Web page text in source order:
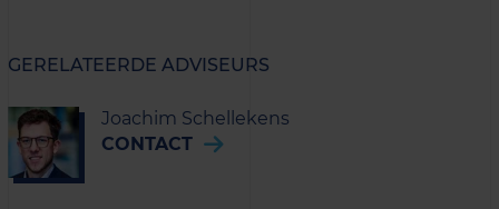
GERELATEERDE ADVISEURS
Joachim Schellekens
CONTACT